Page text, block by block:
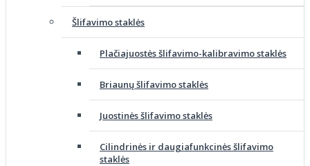
Šlifavimo staklės
Plačiajuostės šlifavimo-kalibravimo staklės
Briaunų šlifavimo staklės
Juostinės šlifavimo staklės
Cilindrinės ir daugiafunkcinės šlifavimo
staklės